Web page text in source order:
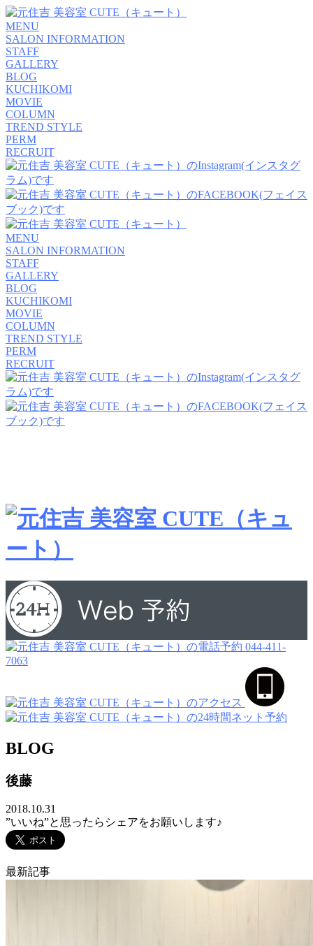
MENU
SALON INFORMATION
STAFF
GALLERY
BLOG
KUCHIKOMI
MOVIE
COLUMN
TREND STYLE
PERM
RECRUIT
MENU
SALON INFORMATION
STAFF
GALLERY
BLOG
KUCHIKOMI
MOVIE
COLUMN
TREND STYLE
PERM
RECRUIT
044-411-
7063
BLOG
後藤
2018.10.31
”いいね”と思ったらシェアをお願いします♪
最新記事